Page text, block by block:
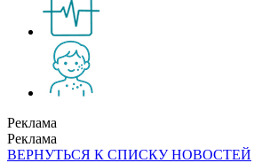
Реклама
Реклама
ВЕРНУТЬСЯ К СПИСКУ НОВОСТЕЙ